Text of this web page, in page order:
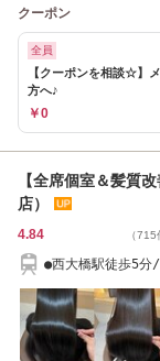
クーポン
全員
【クーポンを相談☆】
方へ♪
￥0
【全席個室＆髪質
店）
4.84 （715
●西大橋駅徒歩5